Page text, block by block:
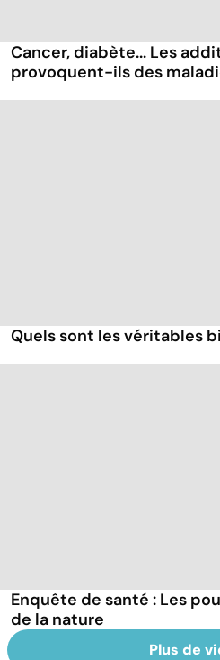
Cancer, diabète... Les
provoquent-ils des
Quels sont les véritables
Enquête de santé : Les
de la nature
Plus de